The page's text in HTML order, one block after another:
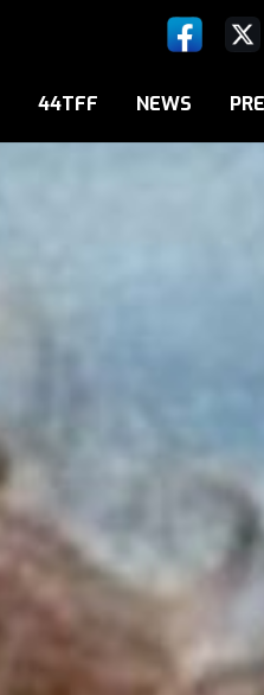
44TFF NEWS